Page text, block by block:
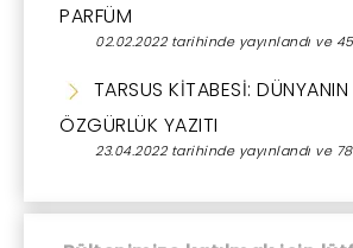
PARFÜM
02.02.2022 tarihinde yayınlandı ve
TARSUS KİTABESİ: DÜNYANIN
ÖZGÜRLÜK YAZITI
23.04.2022 tarihinde yayınlandı ve